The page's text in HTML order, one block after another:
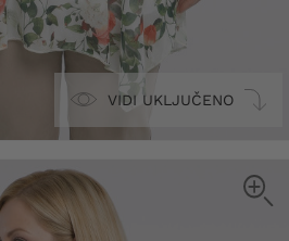
VIDI UKLJUČENO